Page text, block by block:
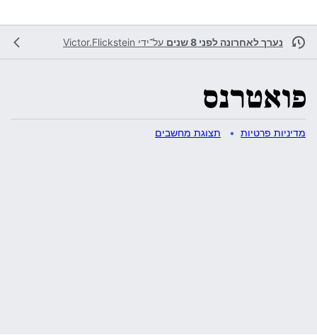
נערך לאחרונה לפני 8 שנים על־ידי Victor.Flickstein
מדיניות פרטיות תצוגת מחשבים